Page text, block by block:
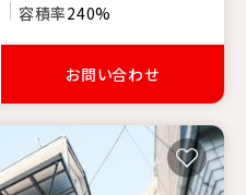
容積率240%
お問い合わせ